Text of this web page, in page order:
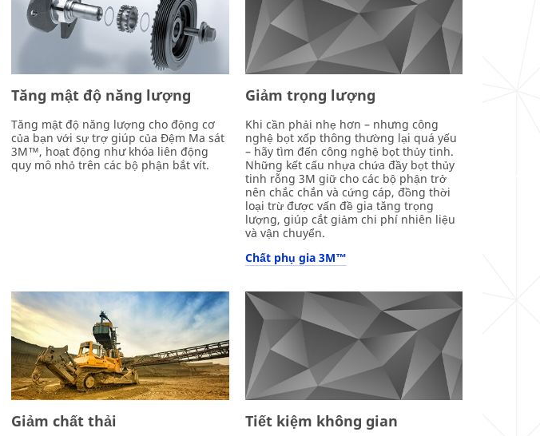
Tăng mật độ năng lượng
Tăng mật độ năng lượng cho động cơ
của bạn với sự trợ giúp của Đệm Ma sát
3M™, hoạt động như khóa liên động
quy mô nhỏ trên các bộ phận bắt vít.
Giảm trọng lượng
Khi cần phải nhẹ hơn – nhưng công
nghệ bọt xốp thông thường lại quá yếu
– hãy tìm đến công nghệ bọt thủy tinh.
Những kết cấu nhựa chứa đầy bọt thủy
tinh rỗng 3M giữ cho các bộ phận trở
nên chắc chắn và cứng cáp, đồng thời
loại trừ được vấn đề gia tăng trọng
lượng, giúp cắt giảm chi phí nhiên liệu
và vận chuyển.
Chất phụ gia 3M™
Giảm chất thải Tiết kiệm không gian